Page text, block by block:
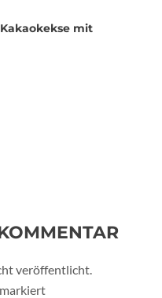
mit
veröffentlicht.
markiert